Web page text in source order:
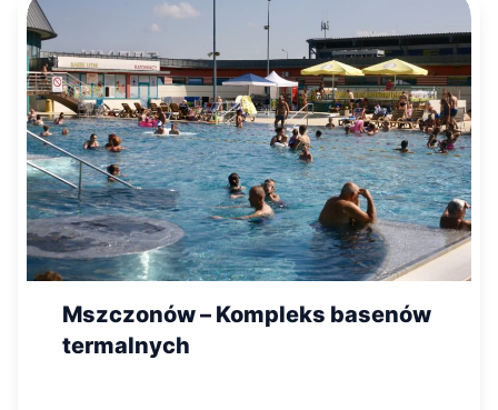
Mszczonów – Kompleks basenów
termalnych